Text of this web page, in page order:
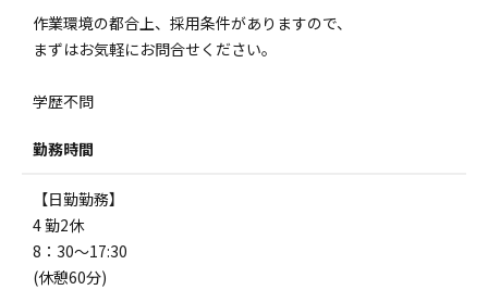
作業環境の都合上、採用条件がありますので、
まずはお気軽にお問合せください。
学歴不問
勤務時間
【日勤勤務】
4 勤2休
8：30～17:30
(休憩60分)